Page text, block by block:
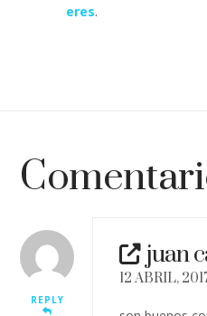
eres.
REPLY
juan
12 ABRIL,